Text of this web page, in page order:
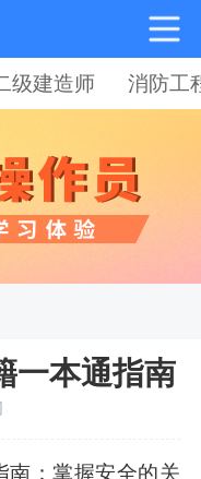
级建造师 消防工
一本通指南
南：掌握安全的关